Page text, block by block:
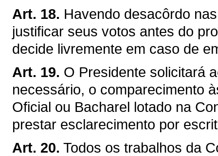
Art. 18. Havendo desacôrdo
justificar seus votos antes do
decide livremente em caso de
Art. 19. O Presidente solicitará
necessário, o comparecimento
Oficial ou Bacharel lotado na
prestar esclarecimento por
Art. 20. Todos os trabalhos da